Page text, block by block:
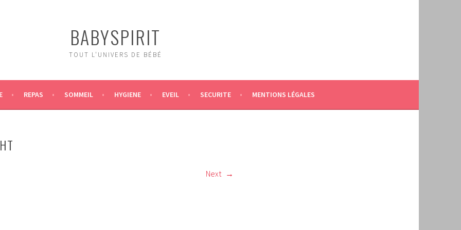
BABYSPIRIT
TOUT L'UNIVERS DE BÉBÉ
REPAS SOMMEIL HYGIENE EVEIL SECURITE MENTIONS LÉGALES
Next